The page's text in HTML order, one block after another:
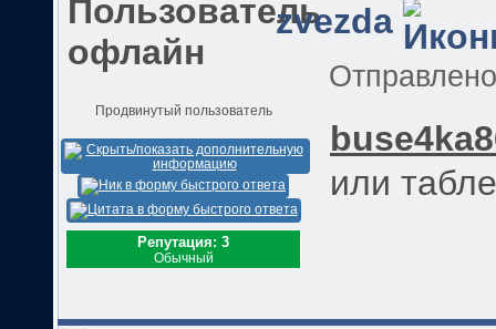
zvezda
Продвинутый пользователь
Репутация: 3
Обычный
или